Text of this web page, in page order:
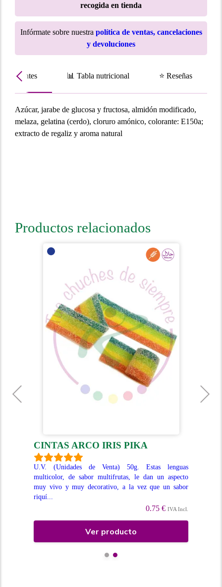
recogida en tienda
Infórmate sobre nuestra política de ventas, cancelaciones
y devoluciones
📊 Tabla nutricional ⭐ Reseñas
Azúcar, jarabe de glucosa y fructosa, almidón modificado,
melaza, gelatina (cerdo), cloruro amónico, colorante: E150a;
extracto de regaliz y aroma natural
Productos relacionados
CINTAS ARCO IRIS PIKA
U.V. (Unidades de Venta) 50g. Estas lenguas
multicolor, de sabor multifrutas, le dan un aspecto
muy vivo y muy decorativo, a la vez que un sabor
riquí...
0.75 € IVA Incl.
Ver producto